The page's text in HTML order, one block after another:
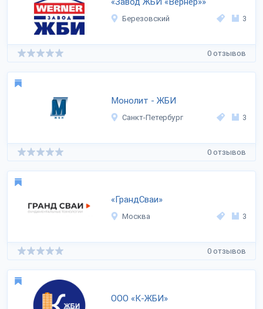
Березовский 3
0 отзывов
Монолит - ЖБИ
Санкт-Петербург 3
0 отзывов
«ГрандСваи»
Москва 3
0 отзывов
ООО «К-ЖБИ»